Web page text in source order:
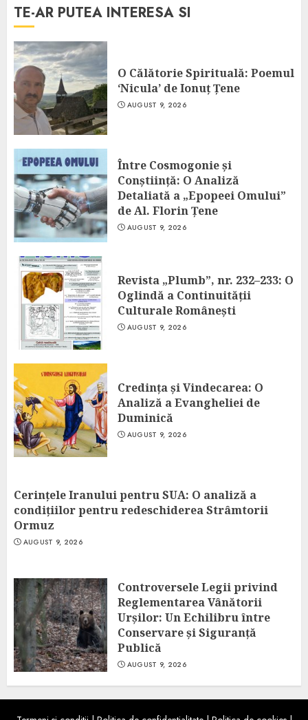
TE-AR PUTEA INTERESA SI
O Călătorie Spirituală: Poemul
‘Nicula’ de Ionuț Țene
AUGUST 9, 2026
Între Cosmogonie și
Conștiință: O Analiză
Detaliată a „Epopeei Omului”
de Al. Florin Țene
AUGUST 9, 2026
Revista „Plumb”, nr. 232–233: O
Oglindă a Continuității
Culturale Românești
AUGUST 9, 2026
Credința și Vindecarea: O
Analiză a Evangheliei de
Duminică
AUGUST 9, 2026
Cerințele Iranului pentru SUA: O analiză a
condițiilor pentru redeschiderea Strâmtorii
Ormuz
AUGUST 9, 2026
Controversele Legii privind
Reglementarea Vânătorii
Urșilor: Un Echilibru între
Conservare și Siguranță
Publică
AUGUST 9, 2026